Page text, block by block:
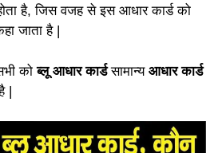
है, जिस वजह से इस आधार कार्ड को
जाता है |
कोब्लू आधार कार्डसामान्य आधार कार्ड
|